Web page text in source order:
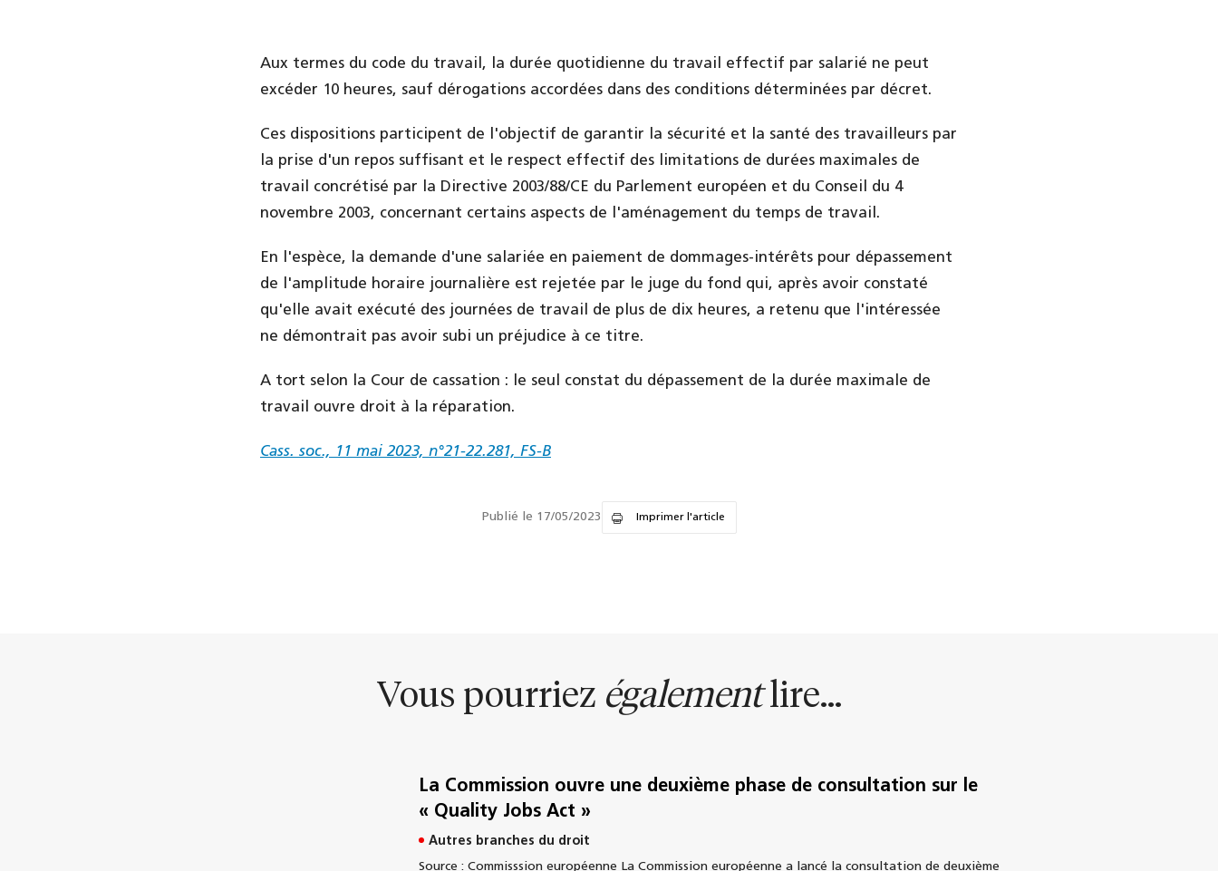
Aux termes du code du travail, la durée quotidienne du travail effectif par salarié ne peut
excéder 10 heures, sauf dérogations accordées dans des conditions déterminées par décret.
Ces dispositions participent de l'objectif de garantir la sécurité et la santé des travailleurs par
la prise d'un repos suffisant et le respect effectif des limitations de durées maximales de
travail concrétisé par la Directive 2003/88/CE du Parlement européen et du Conseil du 4
novembre 2003, concernant certains aspects de l'aménagement du temps de travail.
En l'espèce, la demande d'une salariée en paiement de dommages-intérêts pour dépassement
de l'amplitude horaire journalière est rejetée par le juge du fond qui, après avoir constaté
qu'elle avait exécuté des journées de travail de plus de dix heures, a retenu que l'intéressée
ne démontrait pas avoir subi un préjudice à ce titre.
A tort selon la Cour de cassation : le seul constat du dépassement de la durée maximale de
travail ouvre droit à la réparation.
Cass. soc., 11 mai 2023, n°21-22.281, FS-B
Publié le 17/05/2023 Imprimer l'article
Vous pourriez égalementlire...
La Commission ouvre une deuxième phase de consultation sur le
« Quality Jobs Act »
Autres branches du droit
Source : Commisssion européenne La Commission européenne a lancé la consultation de deuxième